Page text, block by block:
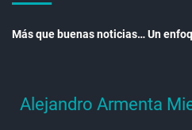
Más que buenas noticias… Un
Alejandro Armenta